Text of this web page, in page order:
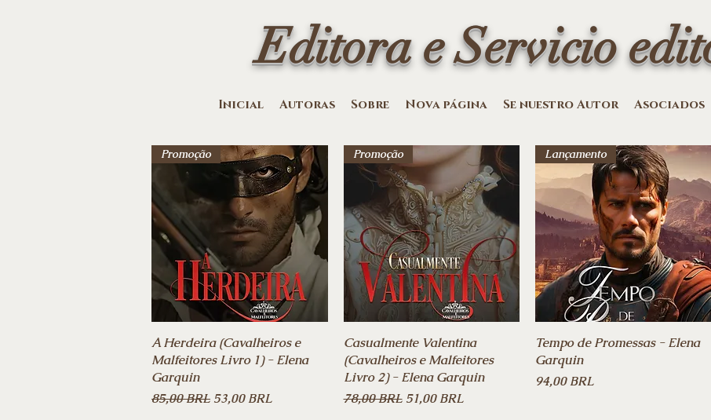
Editora e Servicio
Inicial Autoras Sobre Nova página Se nuestro Autor Asociados
Vista rápida
Promoção
A Herdeira (Cavalheiros e
Malfeitores Livro 1) - Elena
Garquin
Precio
85,00 BRL Precio de oferta
53,00 BRL
Vista rápida
Promoção
Casualmente Valentina
(Cavalheiros e Malfeitores
Livro 2) - Elena Garquin
Precio
78,00 BRL Precio de oferta
51,00 BRL
Vista rápida
Lançamento
Tempo de Promessas - Elena
Garquin
Precio
94,00 BRL